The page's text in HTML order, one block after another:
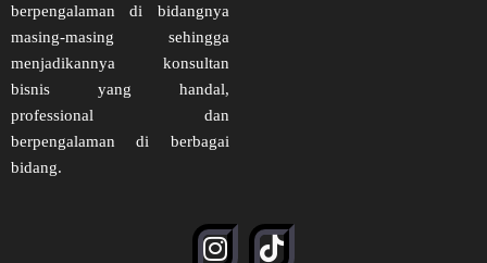
berpengalaman di bidangnya
masing-masing sehingga
menjadikannya konsultan
bisnis yang handal,
professional dan
berpengalaman di berbagai
bidang.